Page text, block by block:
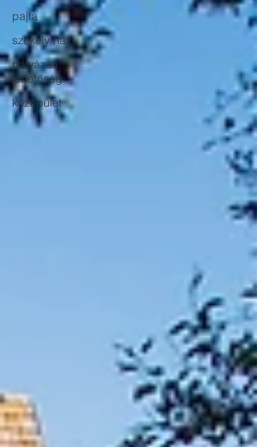
pajta
székely ház
pályázati
lehetőség
középület